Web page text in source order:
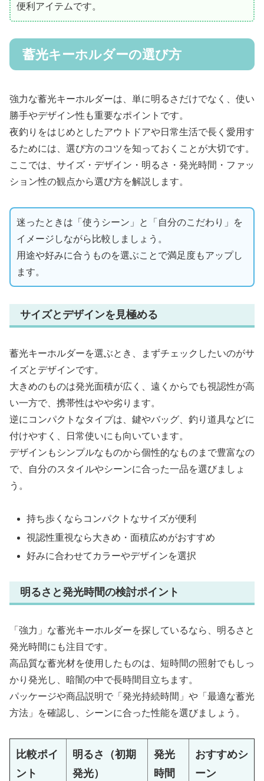
便利アイテムです。
蓄光キーホルダーの選び方
強力な蓄光キーホルダーは、単に明るさだけでなく、使い
勝手やデザイン性も重要なポイントです。
夜釣りをはじめとしたアウトドアや日常生活で長く愛用す
るためには、選び方のコツを知っておくことが大切です。
ここでは、サイズ・デザイン・明るさ・発光時間・ファッ
ション性の観点から選び方を解説します。
迷ったときは「使うシーン」と「自分のこだわり」を
イメージしながら比較しましょう。
用途や好みに合うものを選ぶことで満足度もアップし
ます。
サイズとデザインを見極める
蓄光キーホルダーを選ぶとき、まずチェックしたいのがサ
イズとデザインです。
大きめのものは発光面積が広く、遠くからでも視認性が高
い一方で、携帯性はやや劣ります。
逆にコンパクトなタイプは、鍵やバッグ、釣り道具などに
付けやすく、日常使いにも向いています。
デザインもシンプルなものから個性的なものまで豊富なの
で、自分のスタイルやシーンに合った一品を選びましょ
う。
持ち歩くならコンパクトなサイズが便利
視認性重視なら大きめ・面積広めがおすすめ
好みに合わせてカラーやデザインを選択
明るさと発光時間の検討ポイント
「強力」な蓄光キーホルダーを探しているなら、明るさと
発光時間にも注目です。
高品質な蓄光材を使用したものは、短時間の照射でもしっ
かり発光し、暗闇の中で長時間目立ちます。
パッケージや商品説明で「発光持続時間」や「最適な蓄光
方法」を確認し、シーンに合った性能を選びましょう。
比較ポイ
ント
明るさ（初期
発光）
発光
時間
おすすめシ
ーン